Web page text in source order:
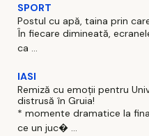
SPORT
Postul cu apă, taina prin
În fiecare dimineată,
ca ...
IASI
Remiză cu emoții pentru
distrusă în Gruia!
* momente dramatice la
ce un juc� ...